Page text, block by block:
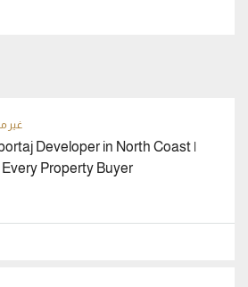
غير
Developer in North Coast |
Property Buyer